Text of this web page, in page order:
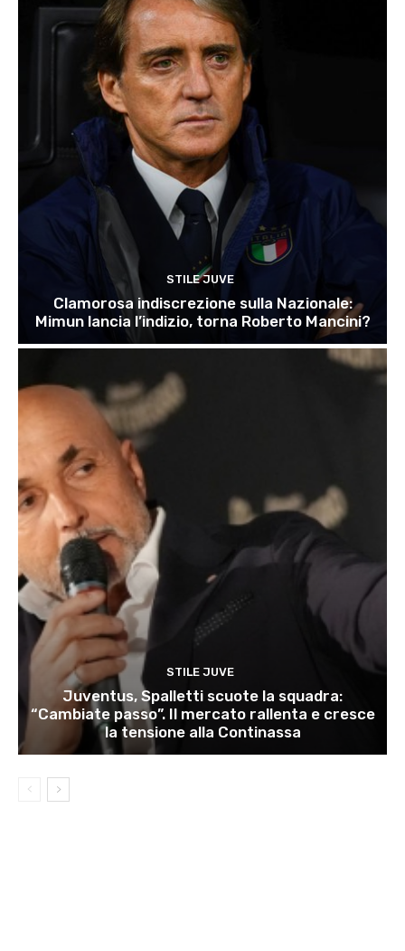
STILE JUVE
Clamorosa indiscrezione sulla Nazionale:
Mimun lancia l’indizio, torna Roberto Mancini?
STILE JUVE
Juventus, Spalletti scuote la squadra:
“Cambiate passo”. Il mercato rallenta e cresce
la tensione alla Continassa